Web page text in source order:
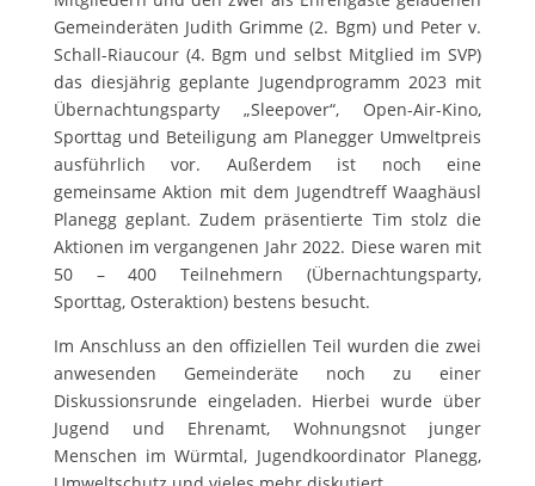
Gemeinderäten Judith Grimme (2. Bgm) und Peter v.
Schall-Riaucour (4. Bgm und selbst Mitglied im SVP)
das diesjährig geplante Jugendprogramm 2023 mit
Übernachtungsparty „Sleepover“, Open-Air-Kino,
Sporttag und Beteiligung am Planegger Umweltpreis
ausführlich vor. Außerdem ist noch eine
gemeinsame Aktion mit dem Jugendtreff Waaghäusl
Planegg geplant. Zudem präsentierte Tim stolz die
Aktionen im vergangenen Jahr 2022. Diese waren mit
50 – 400 Teilnehmern (Übernachtungsparty,
Sporttag, Osteraktion) bestens besucht.
Im Anschluss an den offiziellen Teil wurden die zwei
anwesenden Gemeinderäte noch zu einer
Diskussionsrunde eingeladen. Hierbei wurde über
Jugend und Ehrenamt, Wohnungsnot junger
Menschen im Würmtal, Jugendkoordinator Planegg,